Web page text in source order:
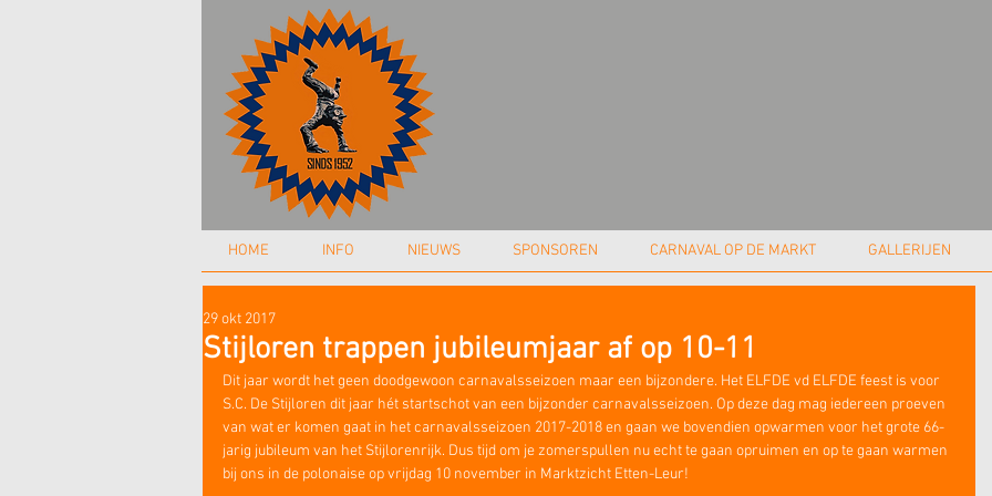
HOME INFO NIEUWS SPONSOREN CARNAVAL OP DE MARKT GALLERIJEN
Stijloren trappen jubileumjaar af op 10-11
29 okt 2017
Dit jaar wordt het geen doodgewoon carnavalsseizoen maar een bijzondere. Het ELFDE vd ELFDE feest is voor
S.C. De Stijloren dit jaar hét startschot van een bijzonder carnavalsseizoen. Op deze dag mag iedereen proeven
van wat er komen gaat in het carnavalsseizoen 2017-2018 en gaan we bovendien opwarmen voor het grote 66-
jarig jubileum van het Stijlorenrijk. Dus tijd om je zomerspullen nu echt te gaan opruimen en op te gaan warmen
bij ons in de polonaise op vrijdag 10 november in Marktzicht Etten-Leur!